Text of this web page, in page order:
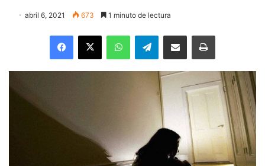
abril 6, 2021 673 1 minuto de lectura
Facebook
X WhatsAppTelegramEnviar vía email Imprimir